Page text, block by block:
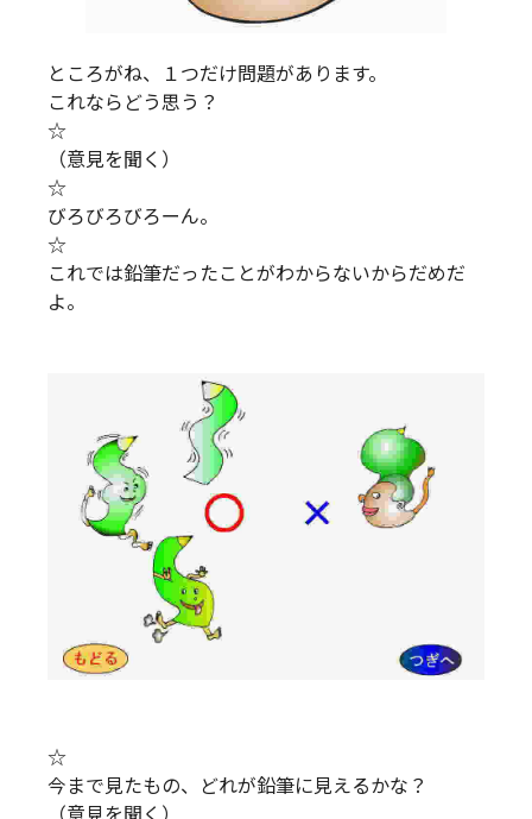
ところがね、１つだけ問題があります。
これならどう思う？
☆
（意見を聞く）
☆
びろびろびろーん。
☆
これでは鉛筆だったことがわからないからだめだ
よ。
☆
今まで見たもの、どれが鉛筆に見えるかな？